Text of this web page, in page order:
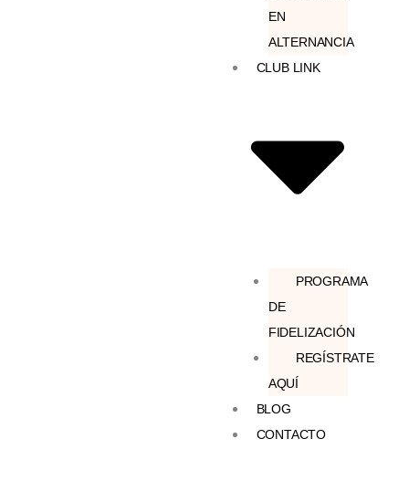
EN
ALTERNANCIA
CLUB LINK
PROGRAMA
DE
FIDELIZACIÓN
REGÍSTRATE
AQUÍ
BLOG
CONTACTO